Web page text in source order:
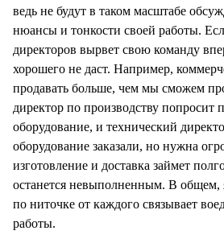
ведь не будут в таком масштабе
нюансы и тонкости своей работы.
директоров вырвет свою команду
хорошего не даст. Например,
продавать больше, чем мы сможем
директор по производству попросит
оборудование, и технический
оборудование заказали, но нужна
изготовление и доставка займет
останется невыполненным. В общем,
по ниточке от каждого связывает
работы.